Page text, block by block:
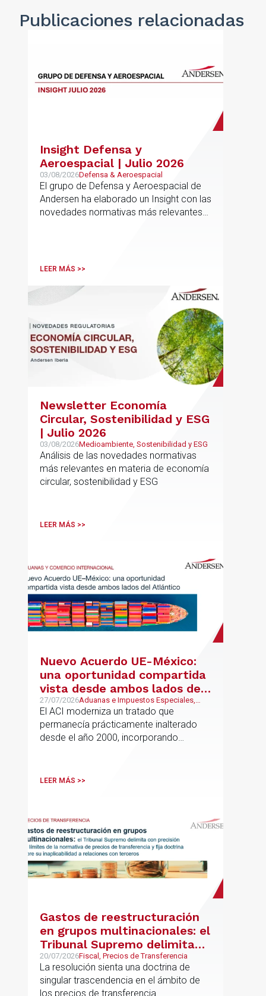
Publicaciones relacionadas
Insight Defensa y
Aeroespacial | Julio 2026
03/08/2026Defensa & Aeroespacial
El grupo de Defensa y Aeroespacial de
Andersen ha elaborado un Insight con las
novedades normativas más relevantes
LEER MÁS >>
Newsletter Economía
Circular, Sostenibilidad y ESG
| Julio 2026
03/08/2026Medioambiente, Sostenibilidad y ESG
Análisis de las novedades normativas
más relevantes en materia de economía
circular, sostenibilidad y ESG
LEER MÁS >>
Nuevo Acuerdo UE-México:
una oportunidad compartida
vista desde ambos lados del
Atlántico
27/07/2026Aduanas e Impuestos Especiales,
Mexican Desk
El ACI moderniza un tratado que
permanecía prácticamente inalterado
desde el año 2000, incorporando
LEER MÁS >>
Gastos de reestructuración
en grupos multinacionales: el
Tribunal Supremo delimita
con precisión los límites de la
normativa de precios de
transferencia y fija doctrina
20/07/2026Fiscal, Precios de Transferencia
La resolución sienta una doctrina de
singular trascendencia en el ámbito de
los precios de transferencia